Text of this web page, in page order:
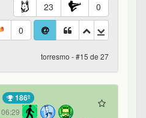
23
0
0
torresmo - #15 de 27
186º